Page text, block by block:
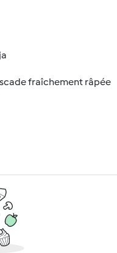
fraîchement râpée